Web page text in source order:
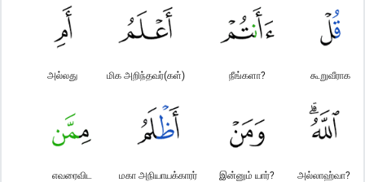
கூறுவீராக
நீங்களா?
மிக அறிந்தவர்(கள்)
அல்லது
அல்லாஹ்வா?
இன்னும் யார்?
மகா அநியாயக்காரர்
எவரைவிட